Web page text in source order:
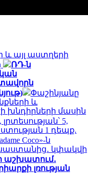
և այլ աստղերի
ՌԴ-ն
Փաշինյանը
և
մասին
5,
1 դեպք.
Coco»-ն
կփակվի
աշխատում․
լռության